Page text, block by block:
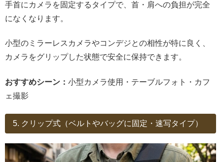
手首にカメラを固定するタイプで、首・肩への負担が完全
になくなります。
小型のミラーレスカメラやコンデジとの相性が特に良く、
カメラをグリップした状態で安全に保持できます。
おすすめシーン： 小型カメラ使用・テーブルフォト・カフ
ェ撮影
5. クリップ式（ベルトやバッグに固定・速写タイプ）